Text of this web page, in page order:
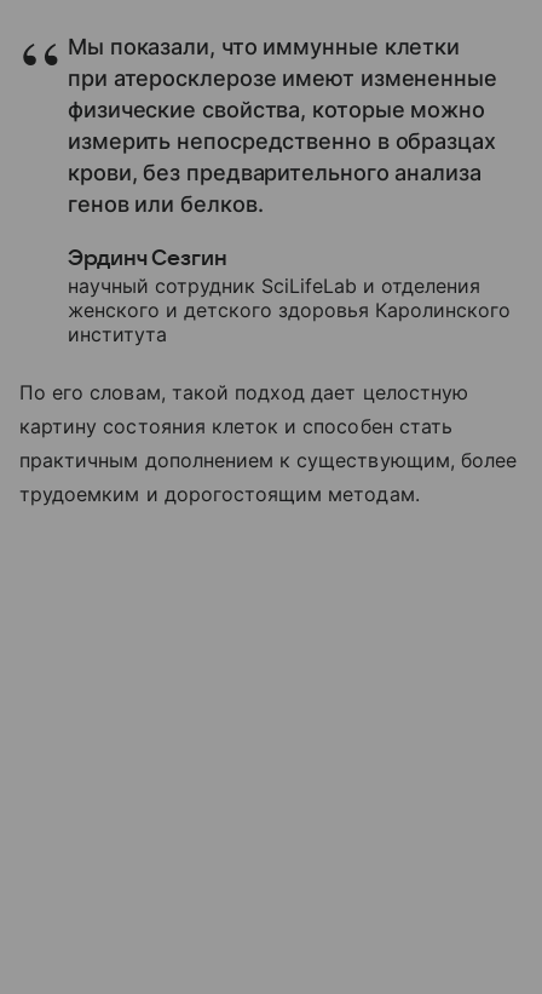
Мы показали, что иммунные клетки
при атеросклерозе имеют измененные
физические свойства, которые можно
измерить непосредственно в образцах
крови, без предварительного анализа
генов или белков.
Эрдинч Сезгин
научный сотрудник SciLifeLab и отделения
женского и детского здоровья Каролинского
института
По его словам, такой подход дает целостную
картину состояния клеток и способен стать
практичным дополнением к существующим, более
трудоемким и дорогостоящим методам.